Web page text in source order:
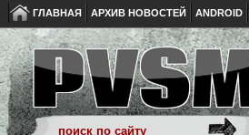
ГЛАВНАЯ АРХИВ НОВОСТЕЙ ANDROID